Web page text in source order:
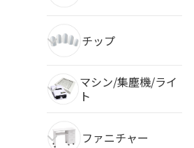
チップ
マシン/集塵機/ライ
ト
ファニチャー